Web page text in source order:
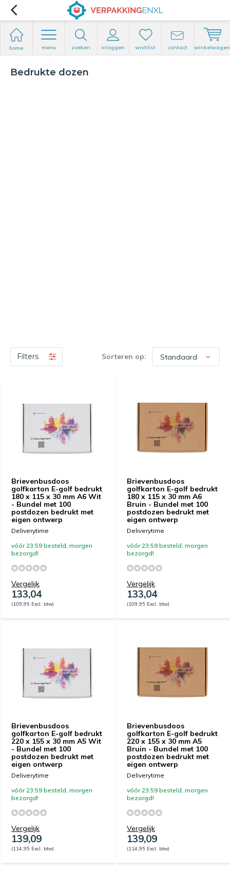
home menu zoeken inloggen wishlist contact winkelwagen
Bedrukte dozen
Filters Sorteren op:
Brievenbusdoos
golfkarton E-golf bedrukt
180 x 115 x 30 mm A6 Wit
- Bundel met 100
postdozen bedrukt met
eigen ontwerp
Deliverytime
vóór 23:59 besteld, morgen
bezorgd!
Vergelijk
133,04
(109,95 Excl. btw)
Brievenbusdoos
golfkarton E-golf bedrukt
180 x 115 x 30 mm A6
Bruin - Bundel met 100
postdozen bedrukt met
eigen ontwerp
Deliverytime
vóór 23:59 besteld, morgen
bezorgd!
Vergelijk
133,04
(109,95 Excl. btw)
Brievenbusdoos
golfkarton E-golf bedrukt
220 x 155 x 30 mm A5 Wit
- Bundel met 100
postdozen bedrukt met
eigen ontwerp
Deliverytime
vóór 23:59 besteld, morgen
bezorgd!
Vergelijk
139,09
(114,95 Excl. btw)
Brievenbusdoos
golfkarton E-golf bedrukt
220 x 155 x 30 mm A5
Bruin - Bundel met 100
postdozen bedrukt met
eigen ontwerp
Deliverytime
vóór 23:59 besteld, morgen
bezorgd!
Vergelijk
139,09
(114,95 Excl. btw)